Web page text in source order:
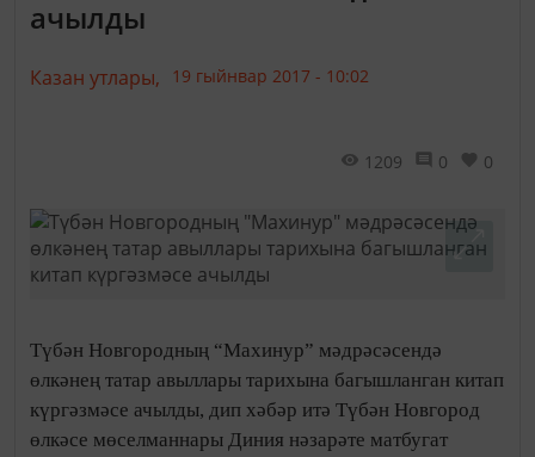
ачылды
Казан утлары, 19 гыйнвар 2017 - 10:02
1209 0 0
Түбән Новгородның “Махинур” мәдрәсәсендә
өлкәнең татар авыллары тарихына багышланган китап
күргәзмәсе ачылды, дип хәбәр итә Түбән Новгород
өлкәсе мөселманнары Диния нәзарәте матбугат